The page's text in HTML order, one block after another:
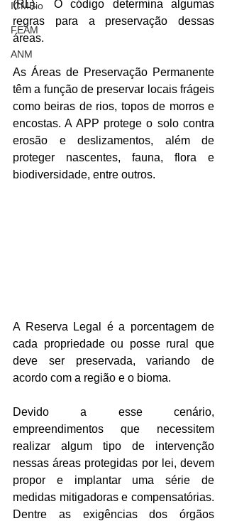
ICMBio
FEAM
ANM
(RL).  O código determina algumas
regras para a preservação dessas
áreas.
As Áreas de Preservação Permanente
têm a função de preservar locais frágeis
como beiras de rios, topos de morros e
encostas. A APP protege o solo contra
erosão e deslizamentos, além de
proteger nascentes, fauna, flora e
biodiversidade, entre outros.
A Reserva Legal é a porcentagem de
cada propriedade ou posse rural que
deve ser preservada, variando de
acordo com a região e o bioma.
Devido a esse cenário,
empreendimentos que necessitem
realizar algum tipo de intervenção
nessas áreas protegidas por lei, devem
propor e implantar uma série de
medidas mitigadoras e compensatórias.
Dentre as exigências dos órgãos